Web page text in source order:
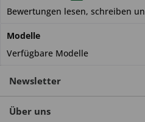
Bewertungen lesen, schreiben
Modelle
Verfügbare Modelle
Newsletter
Über uns